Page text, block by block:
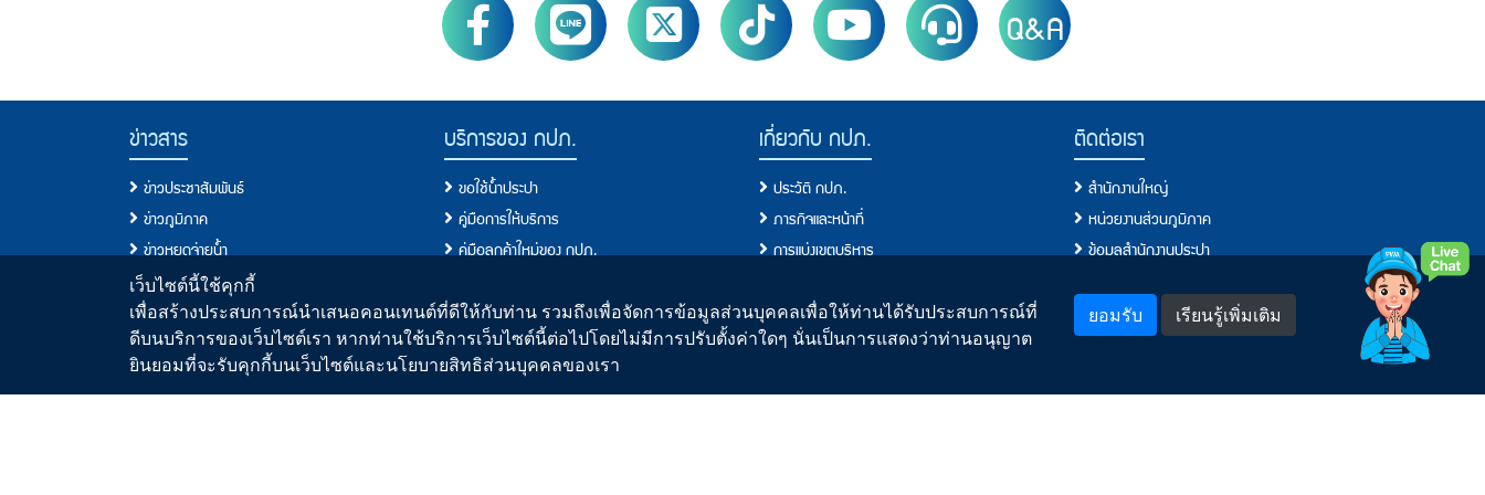
Q&A
PWA Footer Link
ข่าวสาร
ข่าวประชาสัมพันธ์
ข่าวภูมิภาค
ข่าวหยุดจ่ายน้ำ
ข่าวสมัครงาน
ข่าวประกวดราคา/จัดซื้อจัดจ้าง
วารสารน้ำ
สื่อประชาสัมพันธ์
บริการของ กปภ.
ขอใช้น้ำประปา
คู่มือการให้บริการ
คู่มือลูกค้าใหม่ของ กปภ.
เงื่อนไขการใช้น้ำ
ขอติดตั้งประปาใหม่
คู่มือการปฏิบัติ/มาตรฐานการปฏิบัติงาน
คู่มือบริการประชาชน/ขั้นตอนการให้บริการ
เกี่ยวกับ กปภ.
ประวัติ กปภ.
ภารกิจและหน้าที่
การแบ่งเขตบริหาร
คณะกรรมการ
คณะผู้บริหาร
รายงานประจำปี
ติดต่อเรา
สำนักงานใหญ่
หน่วยงานส่วนภูมิภาค
ข้อมูลสำนักงานประปา
แจ้งเรื่องร้องเรียน/แสดงความคิดเห็น
พบเห็นการทุจริตหรือประพฤติมิชอบแจ้งที่นี่
ช่องทางอิเล็กทรอนิกส์สำหรับติดต่อ กปภ.
เว็บไซต์นี้ใช้คุกกี้
เพื่อสร้างประสบการณ์นำเสนอคอนเทนต์ที่ดีให้กับท่าน รวมถึงเพื่อจัดการข้อมูลส่วนบุคคลเพื่อให้ท่านได้รับประสบการณ์ที่
ดีบนบริการของเว็บไซต์เรา หากท่านใช้บริการเว็บไซต์นี้ต่อไปโดยไม่มีการปรับตั้งค่าใดๆ นั่นเป็นการแสดงว่าท่านอนุญาต
ยินยอมที่จะรับคุกกี้บนเว็บไซต์และนโยบายสิทธิส่วนบุคคลของเรา
ยอมรับ เรียนรู้เพิ่มเติม